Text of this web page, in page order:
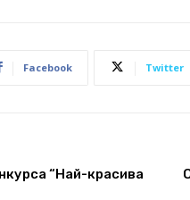
Facebook Twitter
“Най-красива